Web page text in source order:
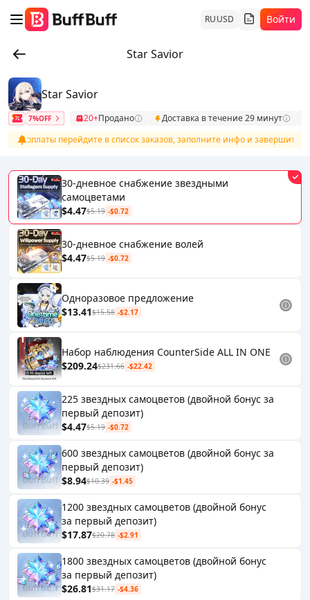
RUUSD Войти
Star Savior
Star Savior
7%OFF 20+Продано
Доставка в течение 29 минут
оплаты перейдите в список заказов, заполните инфо и завершите
30-дневное снабжение звездными
самоцветами
$4.47$5.19 -$0.72
30-дневное снабжение волей
$4.47$5.19 -$0.72
Одноразовое предложение
$13.41$15.58 -$2.17
Набор наблюдения CounterSide ALL IN ONE
$209.24$231.66 -$22.42
225 звездных самоцветов (двойной бонус за
первый депозит)
$4.47$5.19 -$0.72
600 звездных самоцветов (двойной бонус за
первый депозит)
$8.94$10.39 -$1.45
1200 звездных самоцветов (двойной бонус
за первый депозит)
$17.87$20.78 -$2.91
1800 звездных самоцветов (двойной бонус
за первый депозит)
$26.81$31.17 -$4.36